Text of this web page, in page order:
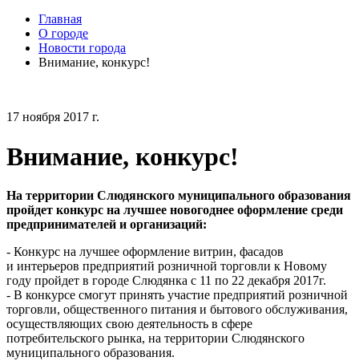
Главная
О городе
Новости города
Внимание, конкурс!
17 ноября 2017 г.
Внимание, конкурс!
На территории Слюдянского муниципального образования
пройдет конкурс на лучшее новогоднее оформление среди
предпринимателей и организаций:
- Конкурс на лучшее оформление витрин, фасадов
и интерьеров предприятий розничной торговли к Новому
году пройдет в городе Слюдянка с 11 по 22 декабря 2017г.
- В конкурсе смогут принять участие предприятий розничной
торговли, общественного питания и бытового обслуживания,
осуществляющих свою деятельность в сфере
потребительского рынка, на территории Слюдянского
муниципального образования.